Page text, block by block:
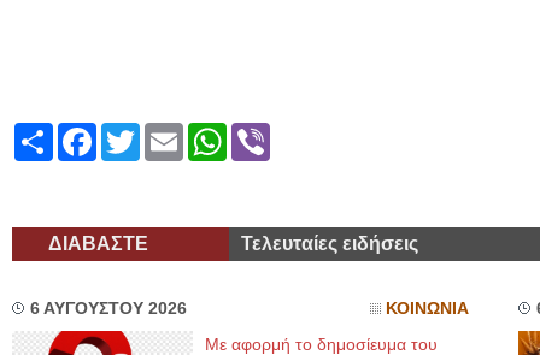
ShareFacebook
TwitterEmailWhatsApp
ΔΙΑΒΑΣΤΕ Τελευταίες ειδήσεις
6 ΑΥΓΟΥΣΤΟΥ 2026 ΚΟΙΝΩΝΙΑ
Με αφορμή το δημοσίευμα του